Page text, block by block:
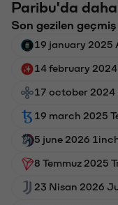
Paribu'da
Son gezilen
19 january 2025
14 february 2024
17 october 2024
19 march 2025
5 june 2026
8 Temmuz 2025
23 Nisan 2026